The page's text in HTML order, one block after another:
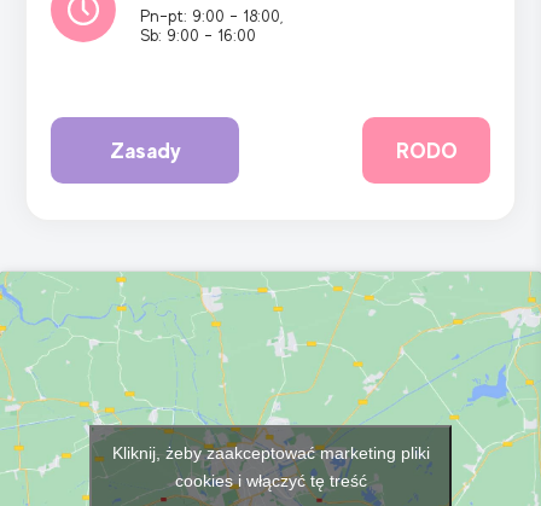
Pn-pt: 9:00 - 18:00,
Sb: 9:00 - 16:00
Zasady RODO
Kliknij, żeby zaakceptować marketing pliki
cookies i włączyć tę treść